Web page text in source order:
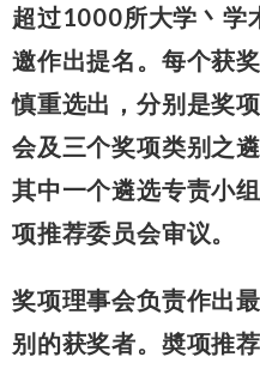
超过1000所大学丶学
邀作出提名。每个获
慎重选出，分别是奖
会及三个奖项类别之
其中一个遴选专责小
项推荐委员会审议。
奖项理事会负责作出
别的获奖者。奬项推